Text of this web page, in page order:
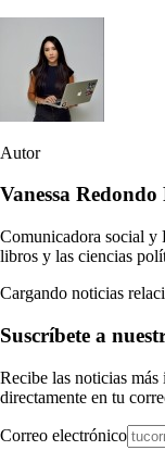
Autor
Vanessa Redondo
Comunicadora social y
libros y las ciencias
Cargando noticias
Suscríbete a
Recibe las noticias
directamente en tu
Correo electrónico